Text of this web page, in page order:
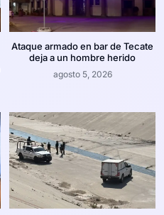
Ataque armado en bar de Tecate
deja a un hombre herido
agosto 5, 2026